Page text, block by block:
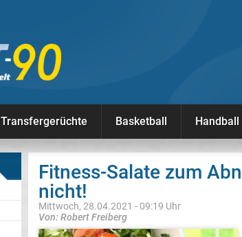
Transfergerüchte Basketball Handball
Fitness-Salate zum
nicht!
Mittwoch, 28.04.2021 - 09:19 Uhr
Von: Robert Freiberg